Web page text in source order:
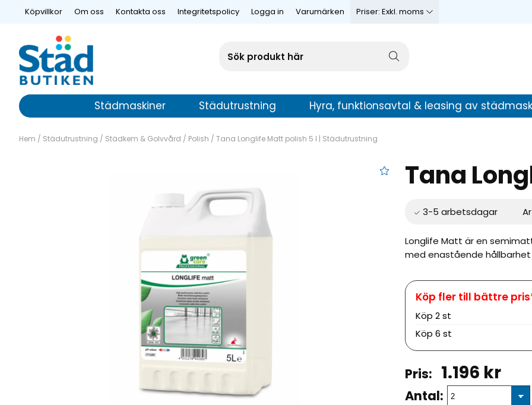
Köpvillkor Om oss Kontakta oss Integritetspolicy Logga in Varumärken Priser: Exkl. moms
Städmaskiner Städutrustning Hyra, funktionsavtal & leasing av
Hem / Städutrustning / Städkem & Golvvård / Polish / Tana Longlife Matt polish 5 l | Städutrustning
Tana
Longlife Matt är en
med enastående
Köp 2 st
Köp 6 st
1.196 kr
Antal: